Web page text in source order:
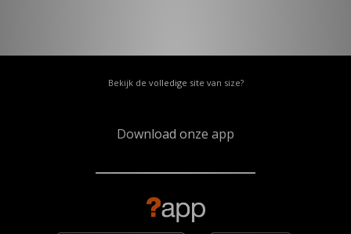
Bekijk de volledige site van size?
Download onze app